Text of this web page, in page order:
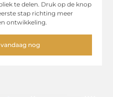
te delen. Druk op de knop
stap richting meer
ontwikkeling.
nog